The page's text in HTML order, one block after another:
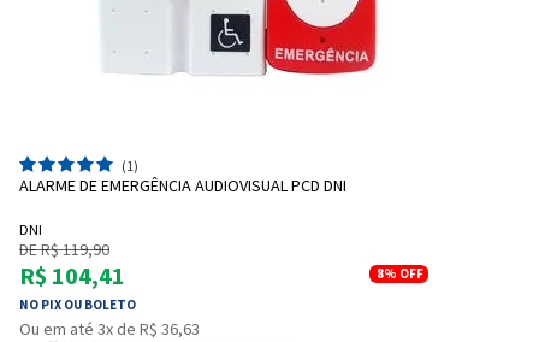
(1)
ALARME DE EMERGÊNCIA AUDIOVISUAL PCD DNI
DNI
DE R$ 119,90
R$ 104,41
NO PIX OU BOLETO
8% OFF
Ou em até 3x de R$ 36,63